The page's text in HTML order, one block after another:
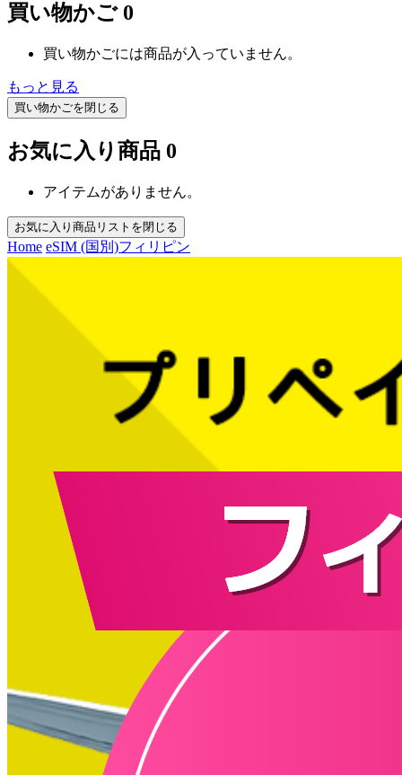
買い物かご 0
買い物かごには商品が入っていません。
もっと見る
買い物かごを閉じる
お気に入り商品 0
アイテムがありません。
お気に入り商品リストを閉じる
Home eSIM (国別)フィリピン